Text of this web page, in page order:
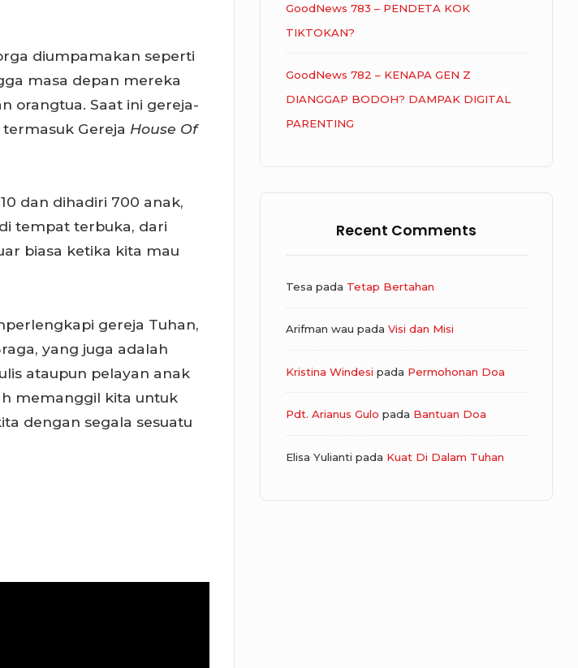
diumpamakan seperti
masa depan mereka
orangtua. Saat ini gereja-
Gereja House Of
dan dihadiri 700 anak,
tempat terbuka, dari
biasa ketika kita mau
gereja Tuhan,
yang juga adalah
ataupun pelayan anak
memanggil kita untuk
dengan segala sesuatu
GoodNews 783 – PENDETA KOK
TIKTOKAN?
GoodNews 782 – KENAPA GEN Z
DIANGGAP BODOH? DAMPAK DIGITAL
PARENTING
Recent Comments
Tesa pada Tetap Bertahan
Arifman wau pada Visi dan Misi
Kristina Windesi pada Permohonan Doa
Pdt. Arianus Gulo pada Bantuan Doa
Elisa Yulianti pada Kuat Di Dalam Tuhan